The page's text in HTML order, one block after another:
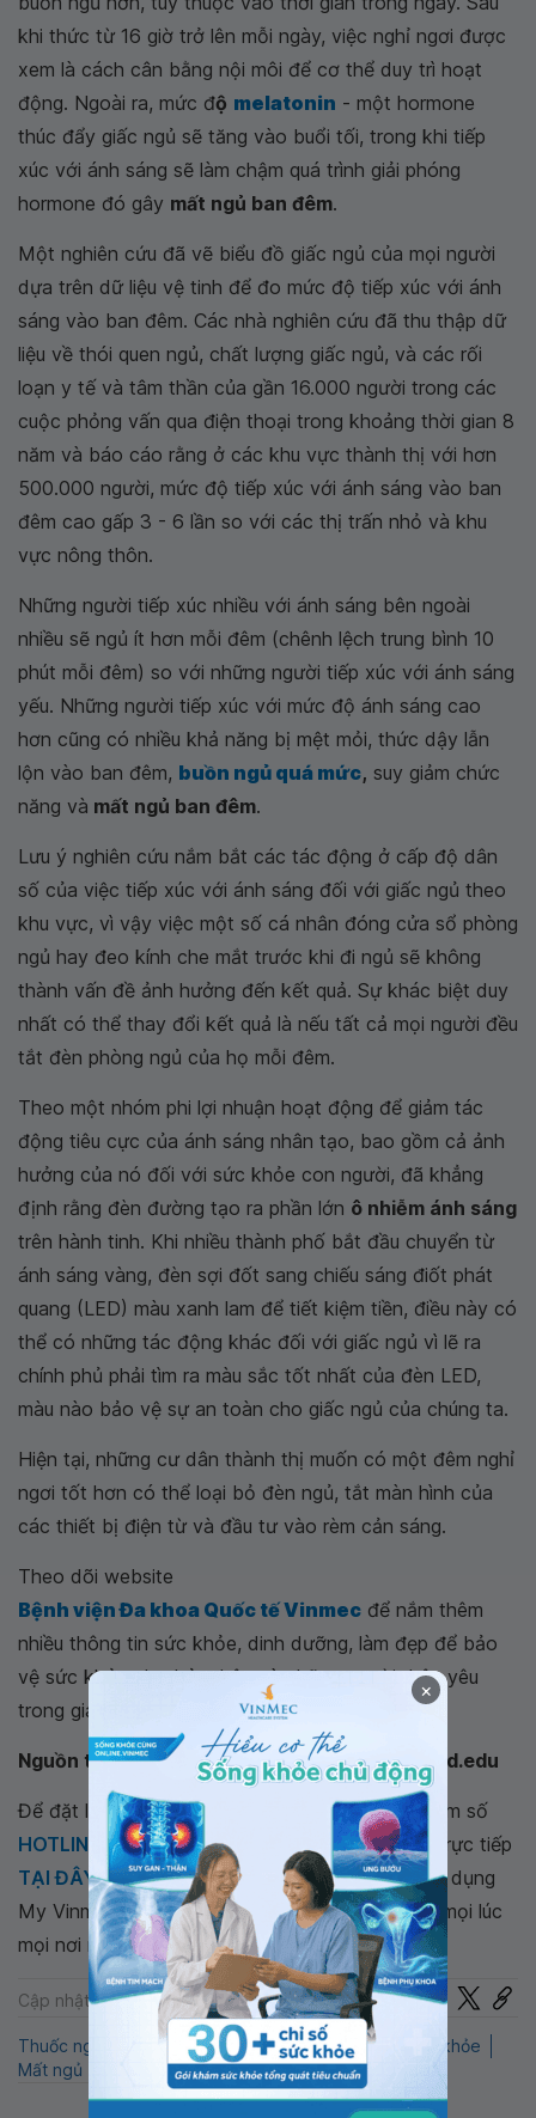
khi thức từ 16 giờ trở lên mỗi ngày, việc nghỉ ngơi được
xem là cách cân bằng nội môi để cơ thể duy trì hoạt
động. Ngoài ra, mức độ melatonin - một hormone
thúc đẩy giấc ngủ sẽ tăng vào buổi tối, trong khi tiếp
xúc với ánh sáng sẽ làm chậm quá trình giải phóng
hormone đó gây mất ngủ ban đêm.
Một nghiên cứu đã vẽ biểu đồ giấc ngủ của mọi người
dựa trên dữ liệu vệ tinh để đo mức độ tiếp xúc với ánh
sáng vào ban đêm. Các nhà nghiên cứu đã thu thập dữ
liệu về thói quen ngủ, chất lượng giấc ngủ, và các rối
loạn y tế và tâm thần của gần 16.000 người trong các
cuộc phỏng vấn qua điện thoại trong khoảng thời gian 8
năm và báo cáo rằng ở các khu vực thành thị với hơn
500.000 người, mức độ tiếp xúc với ánh sáng vào ban
đêm cao gấp 3 - 6 lần so với các thị trấn nhỏ và khu
vực nông thôn.
Những người tiếp xúc nhiều với ánh sáng bên ngoài
nhiều sẽ ngủ ít hơn mỗi đêm (chênh lệch trung bình 10
phút mỗi đêm) so với những người tiếp xúc với ánh sáng
yếu. Những người tiếp xúc với mức độ ánh sáng cao
hơn cũng có nhiều khả năng bị mệt mỏi, thức dậy lẫn
lộn vào ban đêm, buồn ngủ quá mức, suy giảm chức
năng và mất ngủ ban đêm.
Lưu ý nghiên cứu nắm bắt các tác động ở cấp độ dân
số của việc tiếp xúc với ánh sáng đối với giấc ngủ theo
khu vực, vì vậy việc một số cá nhân đóng cửa sổ phòng
ngủ hay đeo kính che mắt trước khi đi ngủ sẽ không
thành vấn đề ảnh hưởng đến kết quả. Sự khác biệt duy
nhất có thể thay đổi kết quả là nếu tất cả mọi người đều
tắt đèn phòng ngủ của họ mỗi đêm.
Theo một nhóm phi lợi nhuận hoạt động để giảm tác
động tiêu cực của ánh sáng nhân tạo, bao gồm cả ảnh
hưởng của nó đối với sức khỏe con người, đã khẳng
định rằng đèn đường tạo ra phần lớn ô nhiễm ánh sáng
trên hành tinh. Khi nhiều thành phố bắt đầu chuyển từ
ánh sáng vàng, đèn sợi đốt sang chiếu sáng điốt phát
quang (LED) màu xanh lam để tiết kiệm tiền, điều này có
thể có những tác động khác đối với giấc ngủ vì lẽ ra
chính phủ phải tìm ra màu sắc tốt nhất của đèn LED,
màu nào bảo vệ sự an toàn cho giấc ngủ của chúng ta.
Hiện tại, những cư dân thành thị muốn có một đêm nghỉ
ngơi tốt hơn có thể loại bỏ đèn ngủ, tắt màn hình của
các thiết bị điện từ và đầu tư vào rèm cản sáng.
Theo dõi website
Bệnh viện Đa khoa Quốc tế Vinmec để nắm thêm
nhiều thông tin sức khỏe, dinh dưỡng, làm đẹp để bảo
vệ sức khỏe cho bản thân và những người thân yêu
trong gia đình.
Nguồn tham khảo: webmd.com, health.harvard.edu
Để đặt lịch khám tại viện, Quý khách vui lòng bấm số
HOTLINE
, đặt muaGÓI DỊCH VỤ
hoặc đặt lịch trực tiếp
TẠI ĐÂY. Tải và đặt lịch khám tự động trên ứng dụng
My Vinmec để quản lý, theo dõi lịch và đặt hẹn mọi lúc
mọi nơi ngay trên ứng dụng.
Cập nhật: 22-07-2024 Chia sẻ
Thuốc ngủ Giấc ngủ ngon Ánh sáng xanh
Sống khỏe
Mất ngủ
×